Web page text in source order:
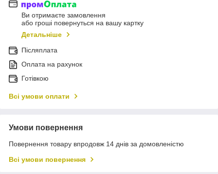
Ви отримаєте замовлення
або гроші повернуться на вашу картку
Детальніше
Післяплата
Оплата на рахунок
Готівкою
Всі умови оплати
Умови повернення
Повернення товару впродовж 14 днів за домовленістю
Всі умови повернення